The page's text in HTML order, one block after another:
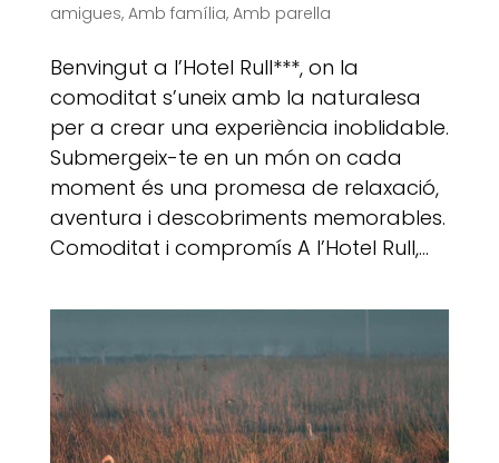
amigues, Amb família, Amb parella
Benvingut a l’Hotel Rull***, on la
comoditat s’uneix amb la naturalesa
per a crear una experiència inoblidable.
Submergeix-te en un món on cada
moment és una promesa de relaxació,
aventura i descobriments memorables.
Comoditat i compromís A l’Hotel Rull,...